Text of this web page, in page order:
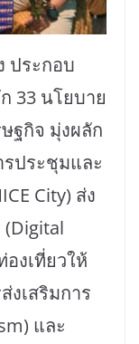
ประกอบ
33 นโยบาย
ฐกิจ มุ่งผลัก
ประชุมและ
City) ส่ง
งเที่ยวให้
เสริมการ
และ